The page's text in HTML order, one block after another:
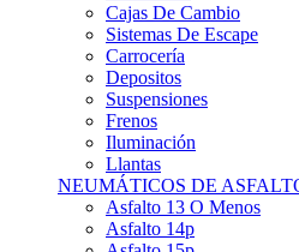
Sistemas De Escape
Carrocería
Depositos
Suspensiones
Frenos
Iluminación
Llantas
NEUMÁTICOS DE ASFALTO
Asfalto 13 O Menos
Asfalto 14p
Asfalto 15p
Asfalto 16p